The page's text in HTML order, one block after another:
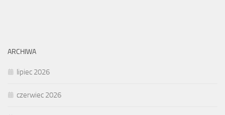
ARCHIWA
lipiec 2026
czerwiec 2026